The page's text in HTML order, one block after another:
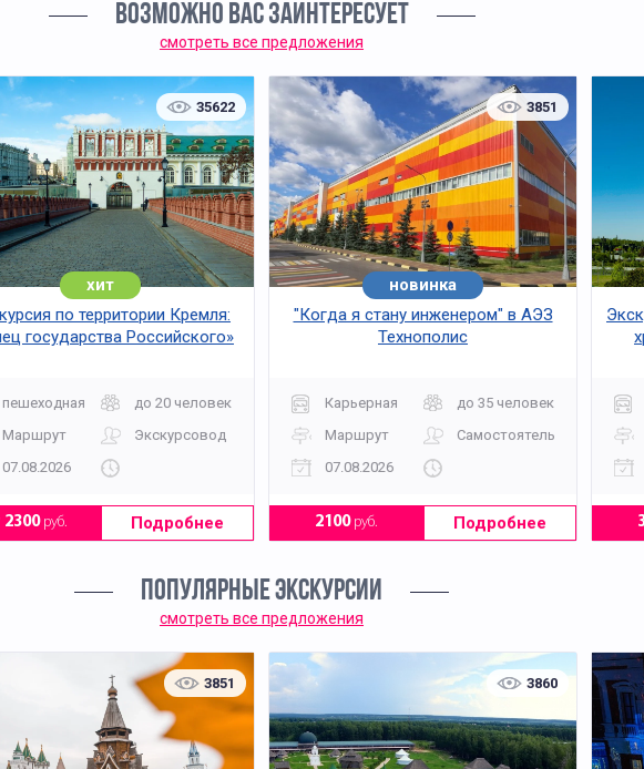
способствует раскрытию творческих способностей и создаёт
так и для школьных и корпоративных групп. Опытные мастера
ВОЗМОЖНО ВАС ЗАИНТЕРЕСУЕТ
смотреть все предложения
35622
хит
по территории Кремля:
государства Российского»
пешеходная
до 20 человек
Маршрут
Экскурсовод
07.08.2026
2300руб. Подробнее
3851
хит
новинка
"Когда я стану инженером" в АЭЗ
Технополис
Карьерная
до 35 человек
Маршрут
Самостоятельно
07.08.2026
2100руб. Подробнее
ПОПУЛЯРНЫЕ ЭКСКУРСИИ
смотреть все предложения
3851 3860